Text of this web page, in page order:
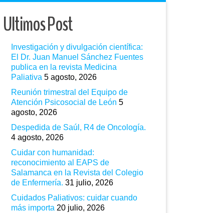
Ultimos Post
Investigación y divulgación científica:
El Dr. Juan Manuel Sánchez Fuentes
publica en la revista Medicina
Paliativa 5 agosto, 2026
Reunión trimestral del Equipo de
Atención Psicosocial de León 5
agosto, 2026
Despedida de Saúl, R4 de Oncología.
4 agosto, 2026
Cuidar con humanidad:
reconocimiento al EAPS de
Salamanca en la Revista del Colegio
de Enfermería. 31 julio, 2026
Cuidados Paliativos: cuidar cuando
más importa 20 julio, 2026